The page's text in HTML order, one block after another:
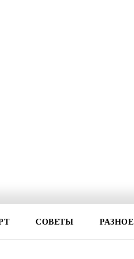
СОВЕТЫ РАЗНОЕ